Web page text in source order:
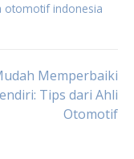
otomotif indonesia
Memperbaiki
Tips dari Ahli
Otomotif